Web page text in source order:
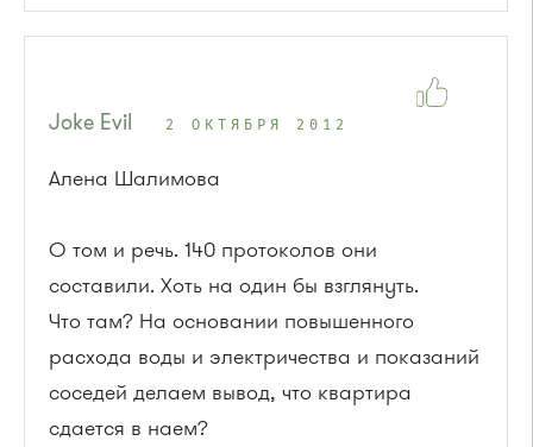
Joke Evil 2 ОКТЯБРЯ 2012
Алена Шалимова
О том и речь. 140 протоколов они
составили. Хоть на один бы взглянуть.
Что там? На основании повышенного
расхода воды и электричества и показаний
соседей делаем вывод, что квартира
сдается в наем?